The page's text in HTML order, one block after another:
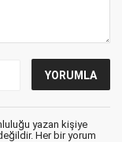
yazan kişiye
Her bir yorum